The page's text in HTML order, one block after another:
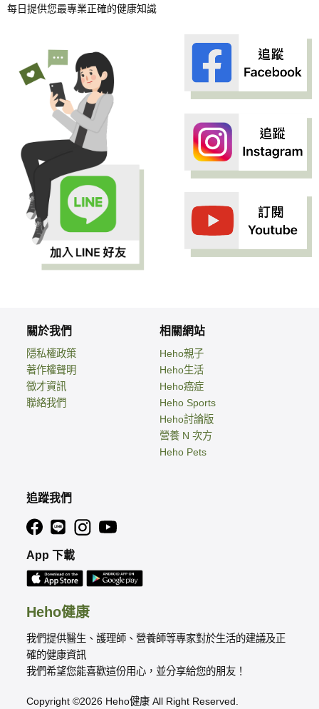
每日提供您最專業正確的健康知識
Heho健康
我們提供醫生、護理師、營養師等專家對於生活的建議及正
確的健康資訊
我們希望您能喜歡這份用心，並分享給您的朋友！
Copyright ©2026 Heho健康 All Right Reserved.
關於我們
隱私權政策
著作權聲明
徵才資訊
聯絡我們
相關網站
Heho親子
Heho生活
Heho癌症
Heho Sports
Heho討論版
營養 N 次方
Heho Pets
追蹤我們
App 下載